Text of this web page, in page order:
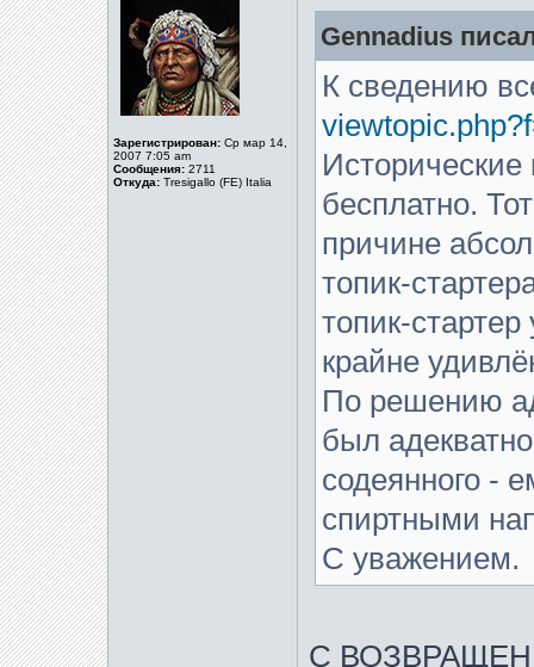
Зарегистрирован: Ср мар 14,
2007 7:05 am
Сообщения: 2711
Откуда: Tresigallo (FE) Italia
Gennadius
К сведению
Исторические
бесплатно.
причине
топик-
топик-
крайне
По решению
был
содеянного -
спиртными
С уважением.
С